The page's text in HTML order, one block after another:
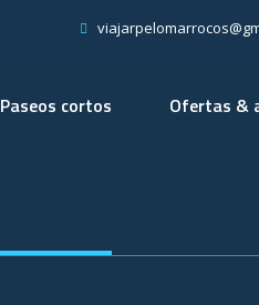
Paseos cortos Ofertas &